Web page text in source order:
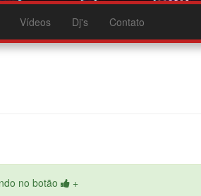
Vídeos Dj's Contato
no botão +